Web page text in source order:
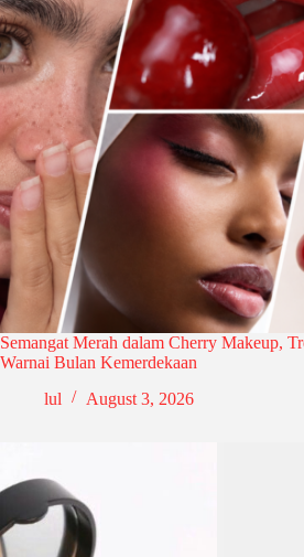
Semangat Merah dalam Cherry Makeup,
Warnai Bulan Kemerdekaan
lul
August 3, 2026